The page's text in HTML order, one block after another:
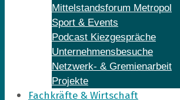
Mittelstandsforum Metropol
Sport & Events
Podcast Kiezgespräche
Unternehmensbesuche
Netzwerk- & Gremienarbeit
Projekte
Fachkräfte & Wirtschaft